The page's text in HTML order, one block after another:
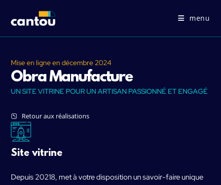
menu
Mise en ligne endécembre 2024
Obra Manufacture
UN SITE VITRINE POUR UN ARTISAN PASSIONNÉ ET ENGAGÉ
Retour aux réalisations
Site vitrine
Depuis 20218, met à votre disposition un savoir-faire unique